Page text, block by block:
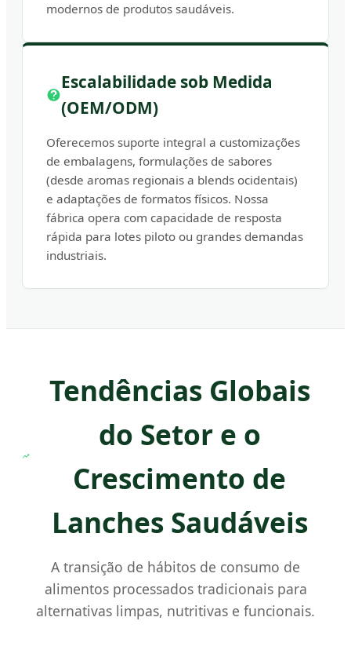
modernos de produtos saudáveis.
Escalabilidade sob Medida
(OEM/ODM)
Oferecemos suporte integral a customizações
de embalagens, formulações de sabores
(desde aromas regionais a blends ocidentais)
e adaptações de formatos físicos. Nossa
fábrica opera com capacidade de resposta
rápida para lotes piloto ou grandes demandas
industriais.
Tendências Globais
do Setor e o
Crescimento de
Lanches Saudáveis
A transição de hábitos de consumo de
alimentos processados tradicionais para
alternativas limpas, nutritivas e funcionais.